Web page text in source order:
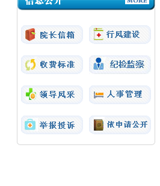
·西安市第一医院粉巷院区强制性清洁生
产审核（二次）采购项目成交结果公告